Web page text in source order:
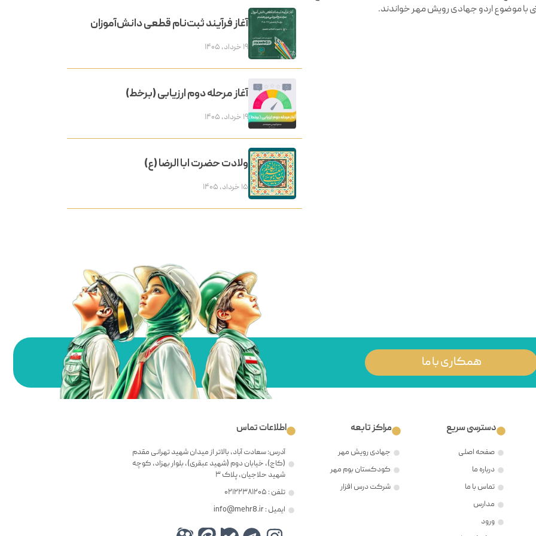
با موضوع اردو جهادی رویش مهر خواندند.
آغاز فرآیند ثبت‌نام قطعی دانش‌آموزان
۱۹ خرداد, ۱۴۰۵
آغاز مرحله دوم ارزیابی (برخط)
۱۹ خرداد, ۱۴۰۵
ولادت حضرت ابا الرضا (ع)
۱۵ خرداد, ۱۴۰۵
همکاری با ما
دسترسی سریع
صفحه اصلی
درباره ما
تماس با ما
مدارس
ورود
مراکز تابعه
جهادی رویش مهر
کودکستان بوم مهر
شرکت درس افزار
اطلاعات تماس
آدرس: سعادت آباد، بالاتر از میدان شهید تهرانی مقدم
(کاج)، خیابان دوم (شهید عبقری)، بلوار بهزاد، کوچه
شهید حلاجیان، پلاک ۳
تلفن : ۰۲۱۲۲۳۸۱۲۰۵
ایمیل : info@mehr8.ir